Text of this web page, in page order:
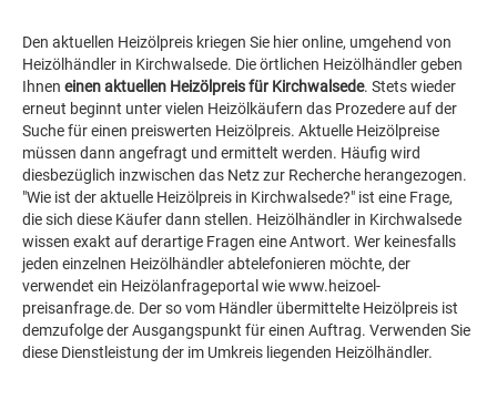
Den aktuellen Heizölpreis kriegen Sie hier online, umgehend von
Heizölhändler in Kirchwalsede. Die örtlichen Heizölhändler geben
Ihnen einen aktuellen Heizölpreis für Kirchwalsede. Stets wieder
erneut beginnt unter vielen Heizölkäufern das Prozedere auf der
Suche für einen preiswerten Heizölpreis. Aktuelle Heizölpreise
müssen dann angefragt und ermittelt werden. Häufig wird
diesbezüglich inzwischen das Netz zur Recherche herangezogen.
"Wie ist der aktuelle Heizölpreis in Kirchwalsede?" ist eine Frage,
die sich diese Käufer dann stellen. Heizölhändler in Kirchwalsede
wissen exakt auf derartige Fragen eine Antwort. Wer keinesfalls
jeden einzelnen Heizölhändler abtelefonieren möchte, der
verwendet ein Heizölanfrageportal wie www.heizoel-
preisanfrage.de. Der so vom Händler übermittelte Heizölpreis ist
demzufolge der Ausgangspunkt für einen Auftrag. Verwenden Sie
diese Dienstleistung der im Umkreis liegenden Heizölhändler.